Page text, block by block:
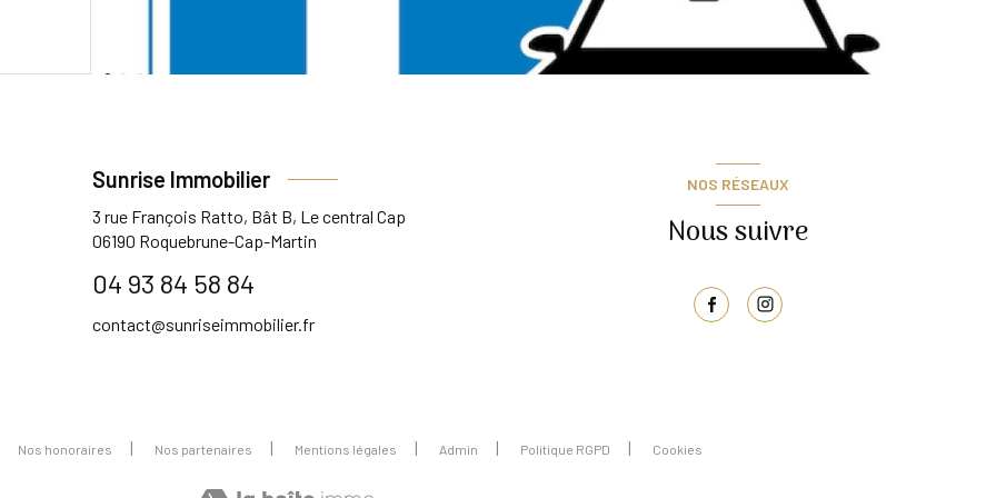
Sunrise Immobilier
3 rue François Ratto, Bât B, Le central Cap
06190 Roquebrune-Cap-Martin
04 93 84 58 84
contact@sunriseimmobilier.fr
NOS RÉSEAUX
Nous suivre
Nos honoraires Nos partenaires Mentions légales Admin Politique RGPD Cookies